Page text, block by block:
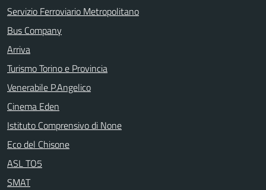
Servizio Ferroviario Metropolitano
Bus Company
Arriva
Turismo Torino e Provincia
Venerabile P.Angelico
Cinema Eden
Istituto Comprensivo di None
Eco del Chisone
ASL TO5
SMAT